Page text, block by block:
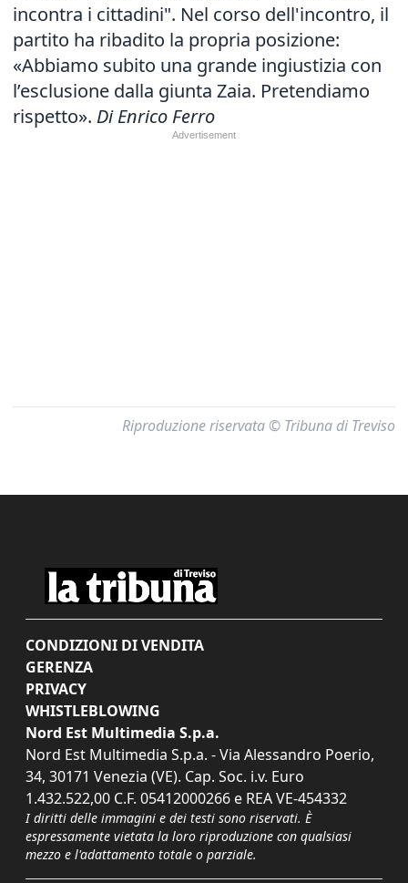
incontra i cittadini". Nel corso dell'incontro, il
partito ha ribadito la propria posizione:
«Abbiamo subito una grande ingiustizia con
l’esclusione dalla giunta Zaia. Pretendiamo
rispetto». Di Enrico Ferro
Riproduzione riservata © Tribuna di Treviso
CONDIZIONI DI VENDITA
GERENZA
PRIVACY
WHISTLEBLOWING
Nord Est Multimedia S.p.a.
Nord Est Multimedia S.p.a. - Via Alessandro Poerio,
34, 30171 Venezia (VE). Cap. Soc. i.v. Euro
1.432.522,00 C.F. 05412000266 e REA VE-454332
I diritti delle immagini e dei testi sono riservati. È
espressamente vietata la loro riproduzione con qualsiasi
mezzo e l'adattamento totale o parziale.